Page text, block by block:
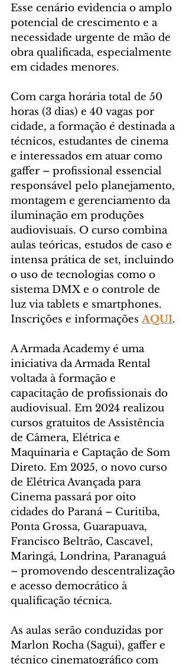
Esse cenário evidencia o amplo
potencial de crescimento e a
necessidade urgente de mão de
obra qualificada, especialmente
em cidades menores.
Com carga horária total de 50
horas (3 dias) e 40 vagas por
cidade, a formação é destinada a
técnicos, estudantes de cinema
e interessados em atuar como
gaffer – profissional essencial
responsável pelo planejamento,
montagem e gerenciamento da
iluminação em produções
audiovisuais. O curso combina
aulas teóricas, estudos de caso e
intensa prática de set, incluindo
o uso de tecnologias como o
sistema DMX e o controle de
luz via tablets e smartphones.
Inscrições e informações AQUI.
A Armada Academy é uma
iniciativa da Armada Rental
voltada à formação e
capacitação de profissionais do
audiovisual. Em 2024 realizou
cursos gratuitos de Assistência
de Câmera, Elétrica e
Maquinaria e Captação de Som
Direto. Em 2025, o novo curso
de Elétrica Avançada para
Cinema passará por oito
cidades do Paraná – Curitiba,
Ponta Grossa, Guarapuava,
Francisco Beltrão, Cascavel,
Maringá, Londrina, Paranaguá
– promovendo descentralização
e acesso democrático à
qualificação técnica.
As aulas serão conduzidas por
Marlon Rocha (Sagui), gaffer e
técnico cinematográfico com